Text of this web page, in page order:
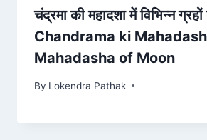
चंद्रमा की महादशा में विभिन्न
Chandrama ki
Mahadasha of Moon
By Lokendra Pathak